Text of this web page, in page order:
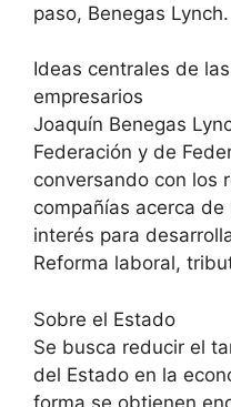
paso, Benegas Lynch.
Ideas centrales de
empresarios
Joaquín Benegas
Federación y de
conversando con los
compañías acerca
interés para
Reforma laboral,
Sobre el Estado
Se busca reducir el
del Estado en la
forma se obtienen